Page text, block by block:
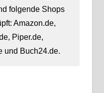
folgende Shops
Amazon.de,
Piper.de,
und Buch24.de.